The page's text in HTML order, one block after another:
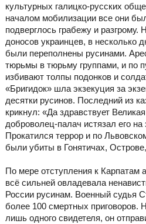
культурных галицко-русских
началом мобилизации все они
подверглось грабежу и
доносов украинцев, в несколько
были переполнены русинами.
тюрьмы в тюрьму группами, и по
избивают толпы подонков и
«Бригидок» шла экзекуция за
десятки русинов. Последний из
крикнул: «Да здравствует
доброволец-палач истязал его
Прокатился террор и по
были убиты в Гонятичах,
По мере отступления к Карпатам
всё сильней овладевала
России русинам. Военный судья
более 100 смертных приговоров.
лишь одного свидетеля, он